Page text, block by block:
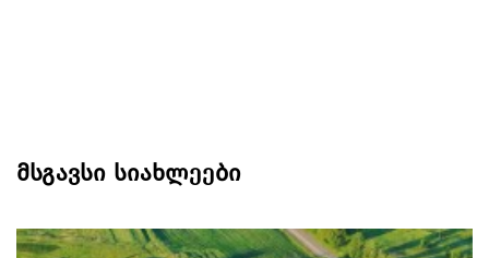
მსგავსი სიახლეები